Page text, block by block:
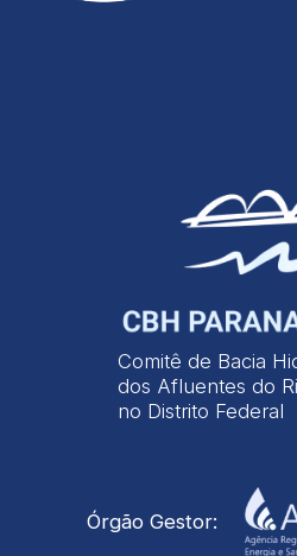
Comitê de Bacia
dos Afluentes do
no Distrito Federal
Órgão Gestor: